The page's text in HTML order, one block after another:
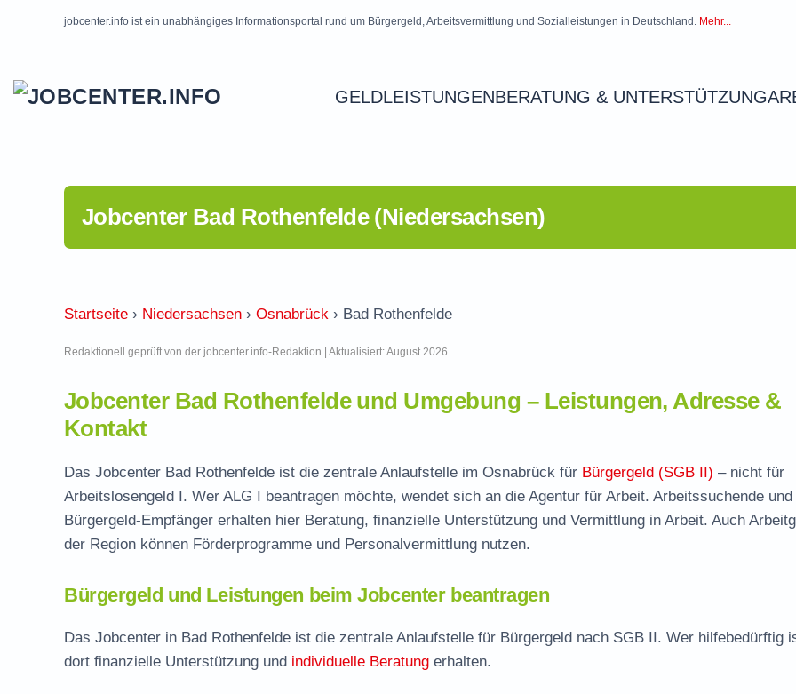
jobcenter.info ist ein unabhängiges Informationsportal rund um Bürgergeld, Arbeitsvermittlung und Sozialleistungen in Deutschland. Mehr...
GELDLEISTUNGENBERATUNG & UNTERSTÜTZUNG
Jobcenter Bad Rothenfelde (Niedersachsen)
Startseite › Niedersachsen › Osnabrück › Bad Rothenfelde
Redaktionell geprüft von der jobcenter.info-Redaktion | Aktualisiert: August 2026
Jobcenter Bad Rothenfelde und Umgebung – Leistungen, Adresse &
Kontakt
Das Jobcenter Bad Rothenfelde ist die zentrale Anlaufstelle im Osnabrück für Bürgergeld (SGB II) – nicht für
Arbeitslosengeld I. Wer ALG I beantragen möchte, wendet sich an die Agentur für Arbeit. Arbeitssuchende und
Bürgergeld-Empfänger erhalten hier Beratung, finanzielle Unterstützung und Vermittlung in Arbeit. Auch
der Region können Förderprogramme und Personalvermittlung nutzen.
Bürgergeld und Leistungen beim Jobcenter beantragen
Das Jobcenter in Bad Rothenfelde ist die zentrale Anlaufstelle für Bürgergeld nach SGB II. Wer hilfebedürftig
dort finanzielle Unterstützung und individuelle Beratung erhalten.